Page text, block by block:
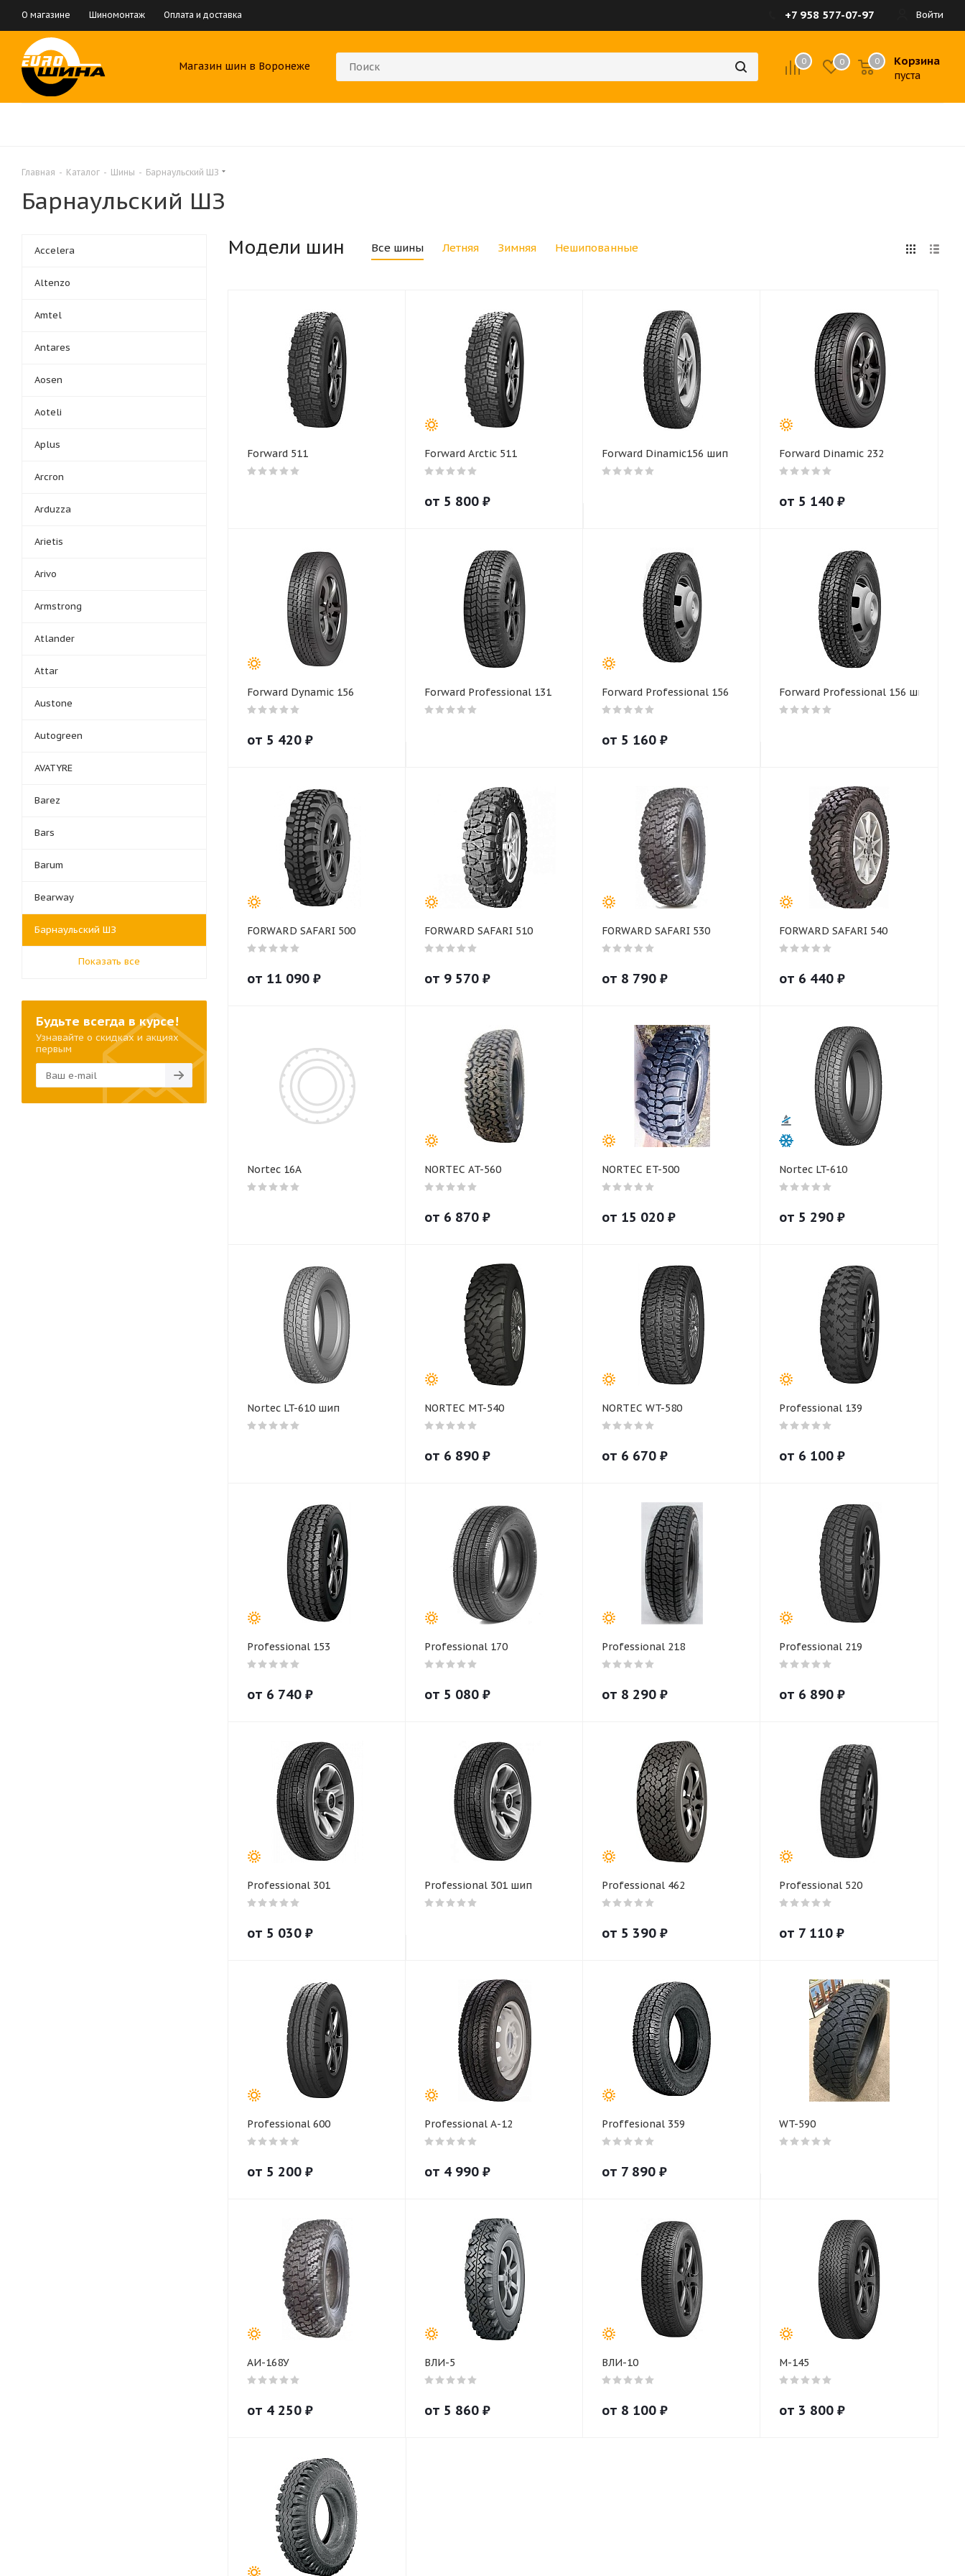
О магазине Шиномонтаж Оплата и доставка Войти
+7 958 577-07-97
Магазин шин в Воронеже 0 0 Корзина
пуста
0
Главная - Каталог - Шины - Барнаульский ШЗ
Барнаульский ШЗ
Модели шин Все шины Летняя Зимняя Нешипованные
Forward 511 Forward Arctic 511
от 5 800 ₽
Forward Dinamic156 шип Forward Dinamic 232
от 5 140 ₽
Forward Dynamic 156
от 5 420 ₽
Forward Professional 131 Forward Professional 156
от 5 160 ₽
Forward Professional 156 шип
FORWARD SAFARI 500
от 11 090 ₽
FORWARD SAFARI 510
от 9 570 ₽
FORWARD SAFARI 530
от 8 790 ₽
FORWARD SAFARI 540
от 6 440 ₽
Nortec 16A NORTEC AT-560
от 6 870 ₽
NORTEC ET-500
от 15 020 ₽
Nortec LT-610
от 5 290 ₽
Nortec LT-610 шип NORTEC MT-540
от 6 890 ₽
NORTEC WT-580
от 6 670 ₽
Professional 139
от 6 100 ₽
Professional 153
от 6 740 ₽
Professional 170
от 5 080 ₽
Professional 218
от 8 290 ₽
Professional 219
от 6 890 ₽
Professional 301
от 5 030 ₽
Professional 301 шип Professional 462
от 5 390 ₽
Professional 520
от 7 110 ₽
Professional 600
от 5 200 ₽
Professional А-12
от 4 990 ₽
Proffesional 359
от 7 890 ₽
WT-590
АИ-168У
от 4 250 ₽
ВЛИ-5
от 5 860 ₽
ВЛИ-10
от 8 100 ₽
М-145
от 3 800 ₽
Accelera
Altenzo
Amtel
Antares
Aosen
Aoteli
Aplus
Arcron
Arduzza
Arietis
Arivo
Armstrong
Atlander
Attar
Austone
Autogreen
AVATYRE
Barez
Bars
Barum
Bearway
Барнаульский ШЗ
Показать все
Будьте всегда в курсе!
Узнавайте о скидках и акциях
первым